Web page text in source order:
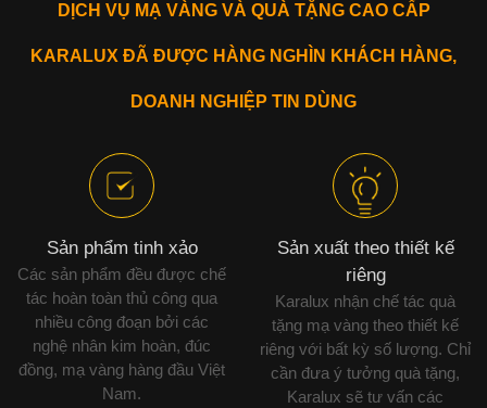
DỊCH VỤ MẠ VÀNG VÀ QUÀ TẶNG CAO CẤP
KARALUX ĐÃ ĐƯỢC HÀNG NGHÌN KHÁCH HÀNG,
DOANH NGHIỆP TIN DÙNG
Sản phẩm tinh xảo
Các sản phẩm đều được chế
tác hoàn toàn thủ công qua
nhiều công đoạn bởi các
nghệ nhân kim hoàn, đúc
đồng, mạ vàng hàng đầu Việt
Nam.
Sản xuất theo thiết kế
riêng
Karalux nhận chế tác quà
tặng mạ vàng theo thiết kế
riêng với bất kỳ số lượng. Chỉ
cần đưa ý tưởng quà tặng,
Karalux sẽ tư vấn các